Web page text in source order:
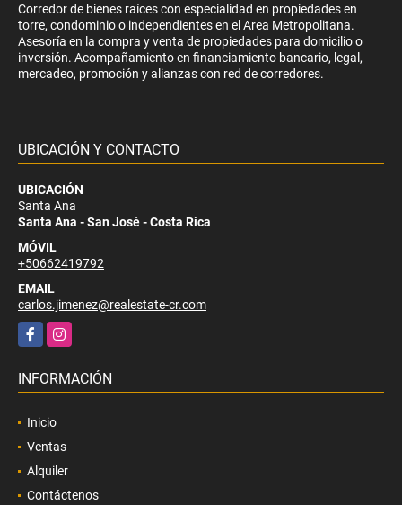
Corredor de bienes raíces con especialidad en propiedades en
torre, condominio o independientes en el Area Metropolitana.
Asesoría en la compra y venta de propiedades para domicilio o
inversión. Acompañamiento en financiamiento bancario, legal,
mercadeo, promoción y alianzas con red de corredores.
UBICACIÓN Y CONTACTO
UBICACIÓN
Santa Ana
Santa Ana - San José - Costa Rica
MÓVIL
+50662419792
EMAIL
carlos.jimenez@realestate-cr.com
FacebookInstagram
INFORMACIÓN
Inicio
Ventas
Alquiler
Contáctenos